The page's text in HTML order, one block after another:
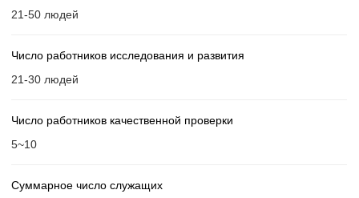
21-50 людей
Число работников исследования и развития
21-30 людей
Число работников качественной проверки
5~10
Суммарное число служащих